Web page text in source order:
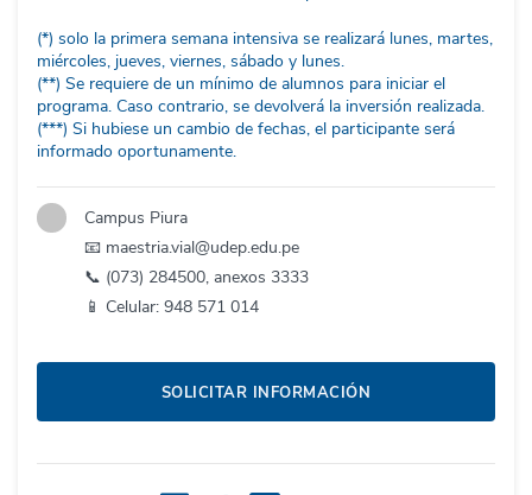
(*) solo la primera semana intensiva se realizará lunes, martes,
miércoles, jueves, viernes, sábado y lunes.
(**) Se requiere de un mínimo de alumnos para iniciar el
programa. Caso contrario, se devolverá la inversión realizada.
(***) Si hubiese un cambio de fechas, el participante será
informado oportunamente.
Campus Piura
📧 maestria.vial@udep.edu.pe
📞 (073) 284500, anexos 3333
📱 Celular: 948 571 014
SOLICITAR INFORMACIÓN